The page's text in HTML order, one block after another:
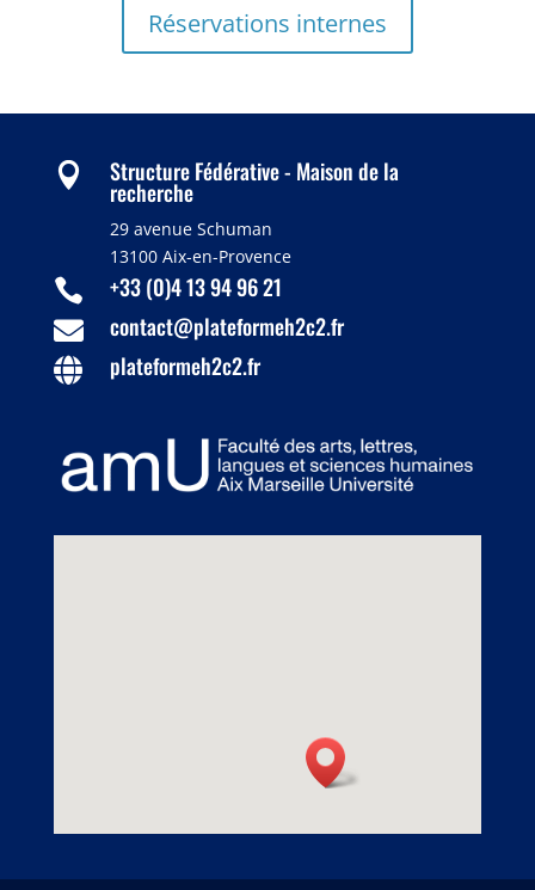
Réservations internes
 Structure Fédérative - Maison de la
recherche
29 avenue Schuman
13100 Aix-en-Provence
 +33 (0)4 13 94 96 21
 contact@plateformeh2c2.fr
 plateformeh2c2.fr